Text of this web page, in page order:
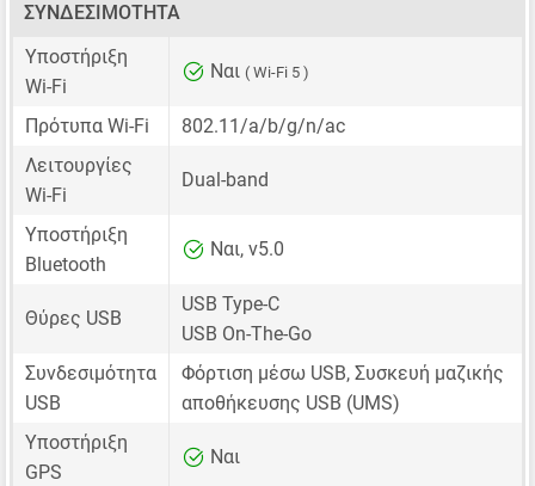
ΣΥΝΔΕΣΙΜΌΤΗΤΑ
Υποστήριξη
Wi-Fi
Ναι ( Wi-Fi 5 )
Πρότυπα Wi-Fi
802.11/a/b/g/n/ac
Λειτουργίες
Wi-Fi
Dual-band
Υποστήριξη
Bluetooth
Ναι, v5.0
Θύρες USB
USB Type-C
USB On-The-Go
Συνδεσιμότητα
USB
Φόρτιση μέσω USB, Συσκευή μαζικής
αποθήκευσης USB (UMS)
Υποστήριξη
GPS
Ναι